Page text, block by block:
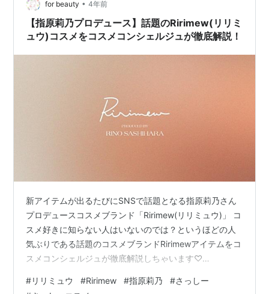
（美顔器については後日書かせていただきます。） 「き
ょんは目元のクマがひどいからこれにした！」 おそらく
恋人としては何の悪意もない、む…
for beauty • 4年前
【指原莉乃プロデュース】話題のRirimew(リリミ
ュウ)コスメをコスメコンシェルジュが徹底解説！
新アイテムが出るたびにSNSで話題となる指原莉乃さん
プロデュースコスメブランド「Ririmew(リリミュウ)」 コ
スメ好きに知らない人はいないのでは？というほどの人
気ぶりである話題のコスメブランドRirimewアイテムをコ
スメコンシェルジュが徹底解説しちゃいます♡
イテムを一挙にご紹介！ トーンアップカラープライマー
#リリミュウ #Ririmew #指原莉乃 #さっしー